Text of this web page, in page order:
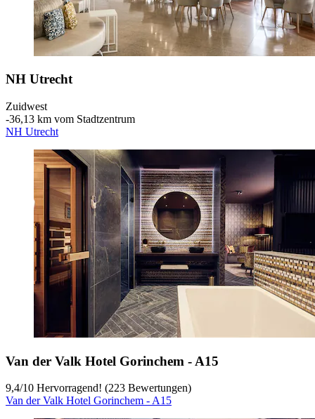
NH Utrecht
Zuidwest
‐36,13 km vom Stadtzentrum
NH Utrecht
Van der Valk Hotel Gorinchem - A15
9,4/10 Hervorragend! (223 Bewertungen)
Van der Valk Hotel Gorinchem - A15